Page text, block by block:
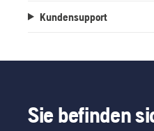
Kundensupport
Sie befinden